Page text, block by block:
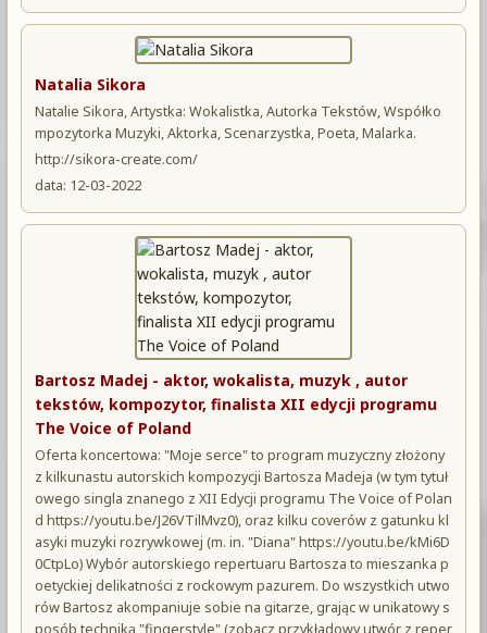
Natalia Sikora
Natalie Sikora, Artystka: Wokalistka, Autorka Tekstów, Współko
mpozytorka Muzyki, Aktorka, Scenarzystka, Poeta, Malarka.
http://sikora-create.com/
data: 12-03-2022
Bartosz Madej - aktor, wokalista, muzyk , autor
tekstów, kompozytor, finalista XII edycji programu
The Voice of Poland
Oferta koncertowa: "Moje serce" to program muzyczny złożony
z kilkunastu autorskich kompozycji Bartosza Madeja (w tym tytuł
owego singla znanego z XII Edycji programu The Voice of Polan
d https://youtu.be/J26VTilMvz0), oraz kilku coverów z gatunku kl
asyki muzyki rozrywkowej (m. in. "Diana" https://youtu.be/kMi6D
0CtpLo) Wybór autorskiego repertuaru Bartosza to mieszanka p
oetyckiej delikatności z rockowym pazurem. Do wszystkich utwo
rów Bartosz akompaniuje sobie na gitarze, grając w unikatowy s
posób techniką "fingerstyle" (zobacz przykładowy utwór z reper